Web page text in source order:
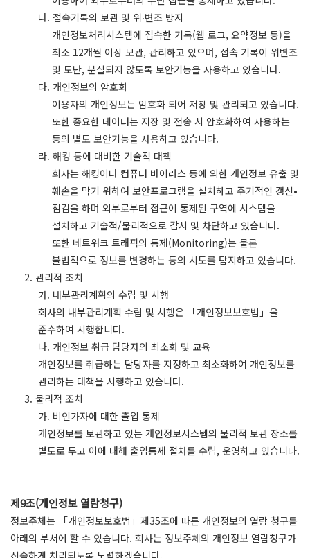
나. 접속기록의 보관 및 위∙변조 방지
개인정보처리시스템에 접속한 기록(웹 로그, 요약정보 등)을
최소 12개월 이상 보관, 관리하고 있으며, 접속 기록이 위변조
및 도난, 분실되지 않도록 보안기능을 사용하고 있습니다.
다. 개인정보의 암호화
이용자의 개인정보는 암호화 되어 저장 및 관리되고 있습니다.
또한 중요한 데이터는 저장 및 전송 시 암호화하여 사용하는
등의 별도 보안기능을 사용하고 있습니다.
라. 해킹 등에 대비한 기술적 대책
회사는 해킹이나 컴퓨터 바이러스 등에 의한 개인정보 유출 및
훼손을 막기 위하여 보안프로그램을 설치하고 주기적인 갱신•
점검을 하며 외부로부터 접근이 통제된 구역에 시스템을
설치하고 기술적/물리적으로 감시 및 차단하고 있습니다.
또한 네트워크 트래픽의 통제(Monitoring)는 물론
불법적으로 정보를 변경하는 등의 시도를 탐지하고 있습니다.
2. 관리적 조치
가. 내부관리계획의 수립 및 시행
회사의 내부관리계획 수립 및 시행은 「개인정보보호법」을
준수하여 시행합니다.
나. 개인정보 취급 담당자의 최소화 및 교육
개인정보를 취급하는 담당자를 지정하고 최소화하여 개인정보를
관리하는 대책을 시행하고 있습니다.
3. 물리적 조치
가. 비인가자에 대한 출입 통제
개인정보를 보관하고 있는 개인정보시스템의 물리적 보관 장소를
별도로 두고 이에 대해 출입통제 절차를 수립, 운영하고 있습니다.
제9조(개인정보 열람청구)
정보주체는 「개인정보보호법」제35조에 따른 개인정보의 열람 청구를
아래의 부서에 할 수 있습니다. 회사는 정보주체의 개인정보 열람청구가
신속하게 처리되도록 노력하겠습니다.